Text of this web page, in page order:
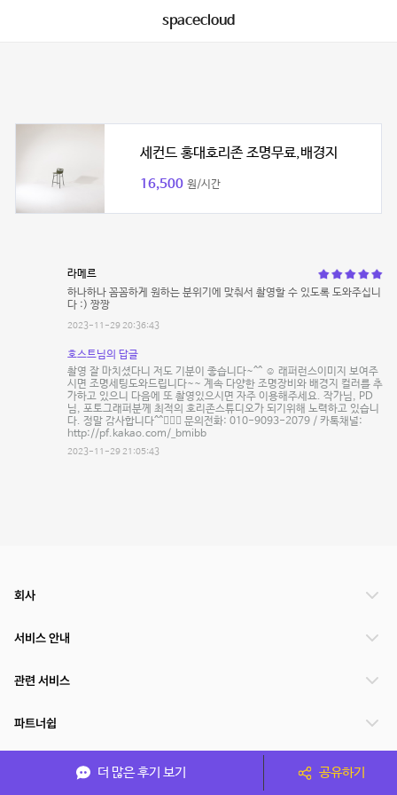
spacecloud
세컨드 홍대호리존 조명무료,배경지
16,500 원/시간
라메르
하나하나 꼼꼼하게 원하는 분위기에 맞춰서 촬영할 수 있도록 도와주십니
다 :) 짱짱
2023-11-29 20:36:43
호스트님의 답글
촬영 잘 마치셨다니 저도 기분이 좋습니다~^^ ☺️ 래퍼런스이미지 보여주
시면 조명세팅도와드립니다~~ 계속 다양한 조명장비와 배경지 컬러를 추
가하고 있으니 다음에 또 촬영있으시면 자주 이용해주세요. 작가님, PD
님, 포토그래퍼분께 최적의 호리존스튜디오가 되기위해 노력하고 있습니
다. 정말 감사합니다^^🙇🏻‍♂️ 문의전화: 010-9093-2079 / 카톡채널:
http://pf.kakao.com/_bmibb
2023-11-29 21:05:43
더 많은 후기 보기 공유하기
회사
서비스 안내
관련 서비스
파트너쉽
서비스 제공 국가